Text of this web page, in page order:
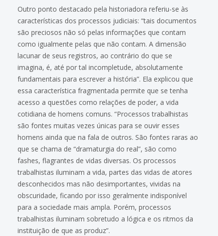
Outro ponto destacado pela historiadora referiu-se às
características dos processos judiciais: “tais documentos
são preciosos não só pelas informações que contam
como igualmente pelas que não contam. A dimensão
lacunar de seus registros, ao contrário do que se
imagina, é, até por tal incompletude, absolutamente
fundamentais para escrever a história”. Ela explicou que
essa característica fragmentada permite que se tenha
acesso a questões como relações de poder, a vida
cotidiana de homens comuns. “Processos trabalhistas
são fontes muitas vezes únicas para se ouvir esses
homens ainda que na fala de outros. São fontes raras ao
que se chama de “dramaturgia do real”, são como
fashes, flagrantes de vidas diversas. Os processos
trabalhistas iluminam a vida, partes das vidas de atores
desconhecidos mas não desimportantes, vividas na
obscuridade, ficando por isso geralmente indisponível
para a sociedade mais ampla. Porém, processos
trabalhistas iluminam sobretudo a lógica e os ritmos da
instituição de que as produz”.